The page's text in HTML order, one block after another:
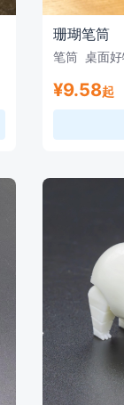
珊瑚笔筒
笔筒 桌面
¥9.58起